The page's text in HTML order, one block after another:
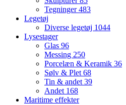
Tegninger483
Legetøj
Diverse legetøj 1044
Lysestager
Glas 96
Messing 250
Porcelæn & Keramik 36
Sølv & Plet 68
Tin & andet 39
Andet 168
Maritime effekter